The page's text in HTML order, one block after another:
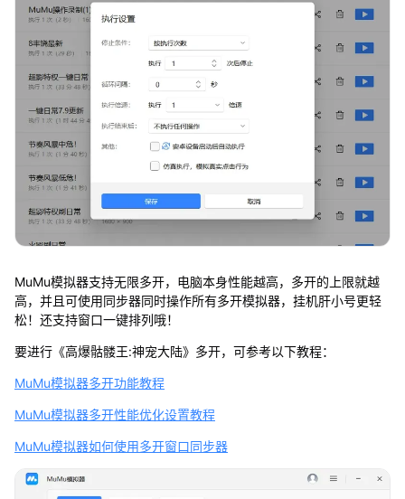
MuMu模拟器支持无限多开，电脑本身性能越高，多开的上限就越
高，并且可使用同步器同时操作所有多开模拟器，挂机肝小号更轻
松！还支持窗口一键排列哦！
要进行《高爆骷髅王:神宠大陆》多开，可参考以下教程：
MuMu模拟器多开功能教程
MuMu模拟器多开性能优化设置教程
MuMu模拟器如何使用多开窗口同步器